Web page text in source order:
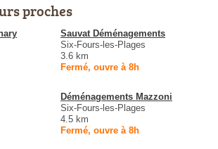
proches
Sauvat Déménagements
Six-Fours-les-Plages
3.6 km
Fermé, ouvre à 8h
Déménagements Mazzoni
Six-Fours-les-Plages
4.5 km
Fermé, ouvre à 8h